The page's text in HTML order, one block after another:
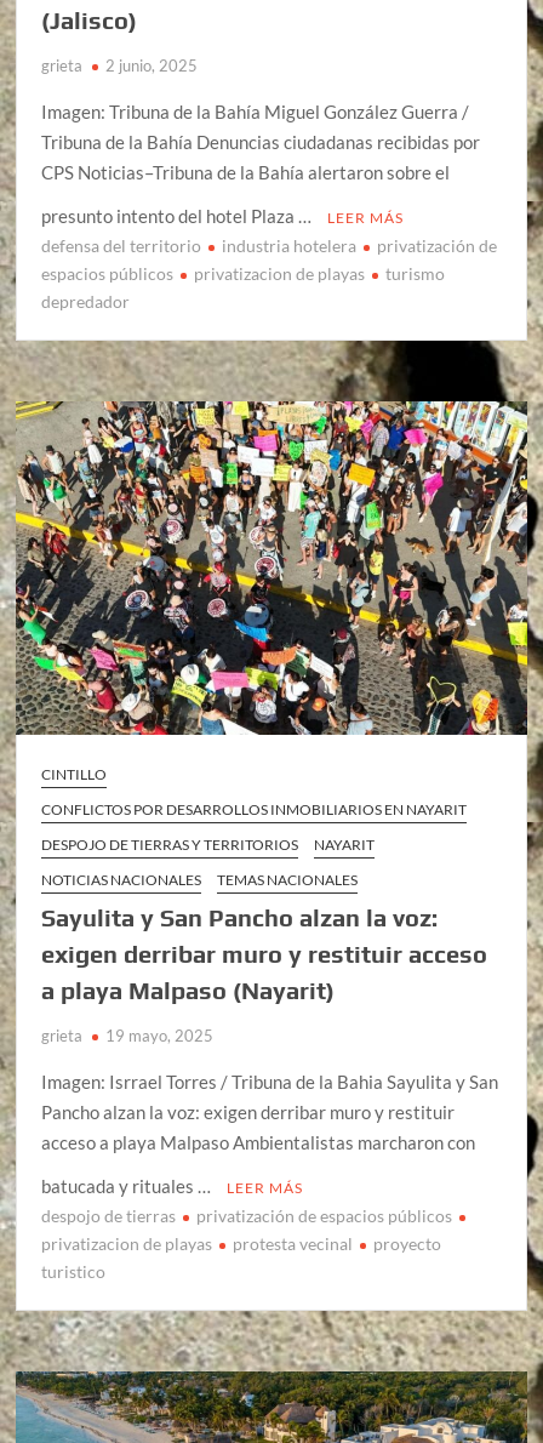
(Jalisco)
grieta 2 junio, 2025
Imagen: Tribuna de la Bahía Miguel González Guerra /
Tribuna de la Bahía Denuncias ciudadanas recibidas por
CPS Noticias–Tribuna de la Bahía alertaron sobre el
presunto intento del hotel Plaza …
LEER MÁS
defensa del territorio industria hotelera
privatización de
espacios públicos
privatizacion de playas
turismo
depredador
CINTILLO
CONFLICTOS POR DESARROLLOS INMOBILIARIOS EN NAYARIT
DESPOJO DE TIERRAS Y TERRITORIOS
NAYARIT
NOTICIAS NACIONALES
TEMAS NACIONALES
Sayulita y San Pancho alzan la voz:
exigen derribar muro y restituir acceso
a playa Malpaso (Nayarit)
grieta 19 mayo, 2025
Imagen: Isrrael Torres / Tribuna de la Bahia Sayulita y San
Pancho alzan la voz: exigen derribar muro y restituir
acceso a playa Malpaso Ambientalistas marcharon con
batucada y rituales …
LEER MÁS
despojo de tierras
privatización de espacios públicos
privatizacion de playas
protesta vecinal
proyecto
turistico